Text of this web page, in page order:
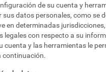
de su cuenta y
datos personales, como se
en determinadas
legales con respecto a su
cuenta y las herramientas le
continuación.